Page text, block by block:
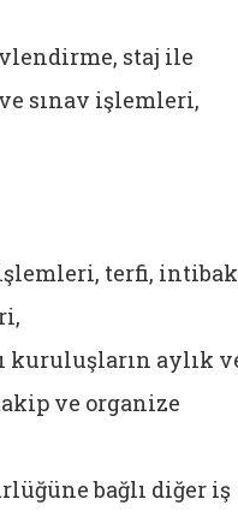
staj ile
sınav işlemleri,
terfi, intibak
kuruluşların aylık
ve organize
bağlı diğer iş